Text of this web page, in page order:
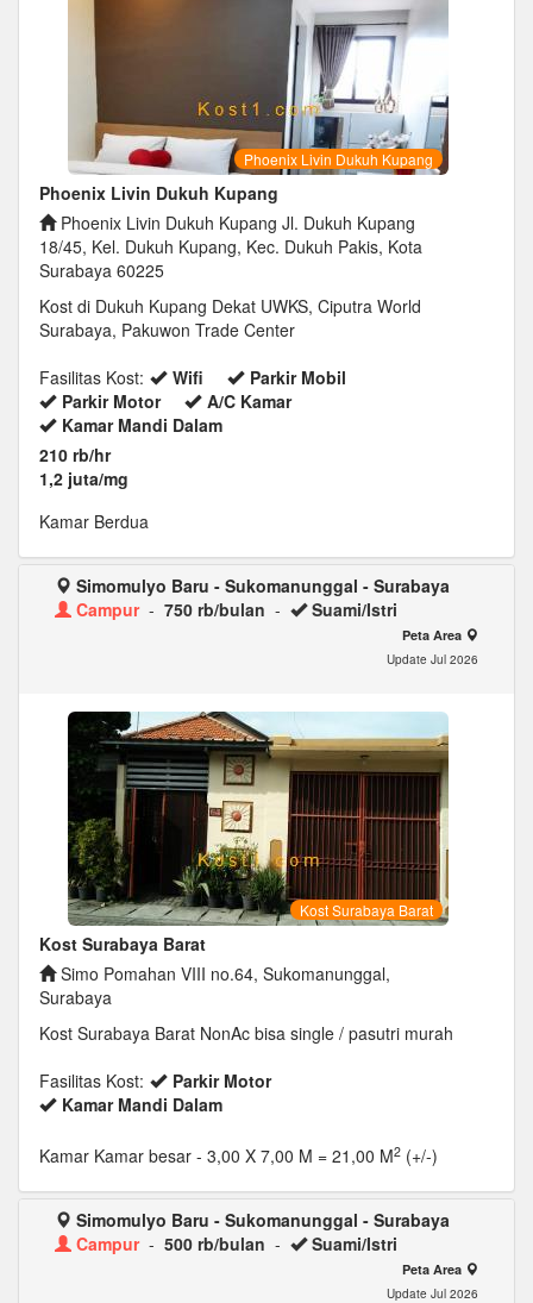
Phoenix Livin Dukuh Kupang
Phoenix Livin Dukuh Kupang
Phoenix Livin Dukuh Kupang Jl. Dukuh Kupang
18/45, Kel. Dukuh Kupang, Kec. Dukuh Pakis, Kota
Surabaya 60225
Kost di Dukuh Kupang Dekat UWKS, Ciputra World
Surabaya, Pakuwon Trade Center
Fasilitas Kost:
Wifi
Parkir Mobil
Parkir Motor
A/C Kamar
Kamar Mandi Dalam
210 rb/hr
1,2 juta/mg
Kamar Berdua
Simomulyo Baru - Sukomanunggal - Surabaya
Campur- 750 rb/bulan - Suami/Istri
Peta Area
Update Jul 2026
Kost Surabaya Barat
Kost Surabaya Barat
Simo Pomahan VIII no.64, Sukomanunggal,
Surabaya
Kost Surabaya Barat NonAc bisa single / pasutri murah
Fasilitas Kost:
Parkir Motor
Kamar Mandi Dalam
Kamar Kamar besar - 3,00 X 7,00 M = 21,00 M2 (+/-)
Simomulyo Baru - Sukomanunggal - Surabaya
Campur- 500 rb/bulan - Suami/Istri
Peta Area
Update Jul 2026